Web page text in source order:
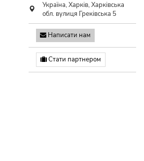
Україна,Харків,Харківська
обл. вулиця Греківська 5
Написати нам
Стати партнером